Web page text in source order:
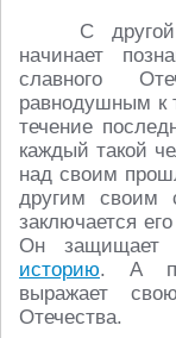
С
начинает
славного
равнодушным к
течение
каждый такой
над своим
другим своим
заключается его
Он защищает
историю. А
выражает
Отечества.